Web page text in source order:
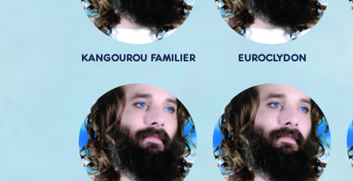
KANGOUROU FAMILIER EUROCLYDON